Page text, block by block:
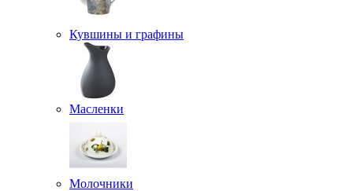
Кувшины и графины
Масленки
Молочники